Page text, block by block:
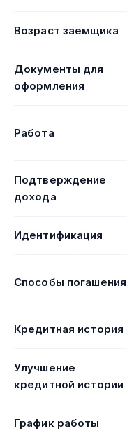
Возраст заемщика
Документы для
оформления
Работа
Подтверждение
дохода
Идентификация
Способы погашения
Кредитная история
Улучшение
кредитной истории
График работы